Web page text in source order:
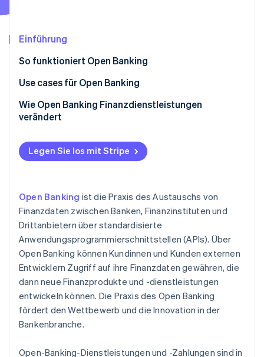
CO₂-Entnahme
Erfahren Sie, wie Stripe Lösungen für die
Jetzt ansehen
Einführung
So funktioniert Open Banking
Programmierschnittstellen (APIs)
Sicherheitsmaßnahmen
Use cases für Open Banking
Identitätsauthentifizierung
Zahlungsabgleich
Bonitätsprüfung
Überziehungslösungen
Peer-to-Peer-Transfers
Integration mehrerer Bankdienstleistungen
Beitreibung von Forderungen
Maßgeschneiderte Versicherungsangebote
Treueprogramme
Wie Open Banking Finanzdienstleistungen
verändert
Liberalisierung von Finanzdienstleistungen
Verbessertes Kundenerlebnis
Mehr finanzielle Inklusion
Stärkere finanzielle Sicherheit
Finanzielle Zusammenarbeit
Mehr Transparenz und Datenübertragbarkeit
Legen Sie los mit Stripe
Open Banking ist die Praxis des Austauschs von
Finanzdaten zwischen Banken, Finanzinstituten und
Drittanbietern über standardisierte
Anwendungsprogrammierschnittstellen (APIs). Über
Open Banking können Kundinnen und Kunden externen
Entwicklern Zugriff auf ihre Finanzdaten gewähren, die
dann neue Finanzprodukte und -dienstleistungen
entwickeln können. Die Praxis des Open Banking
fördert den Wettbewerb und die Innovation in der
Bankenbranche.
Open-Banking-Dienstleistungen und -Zahlungen sind in